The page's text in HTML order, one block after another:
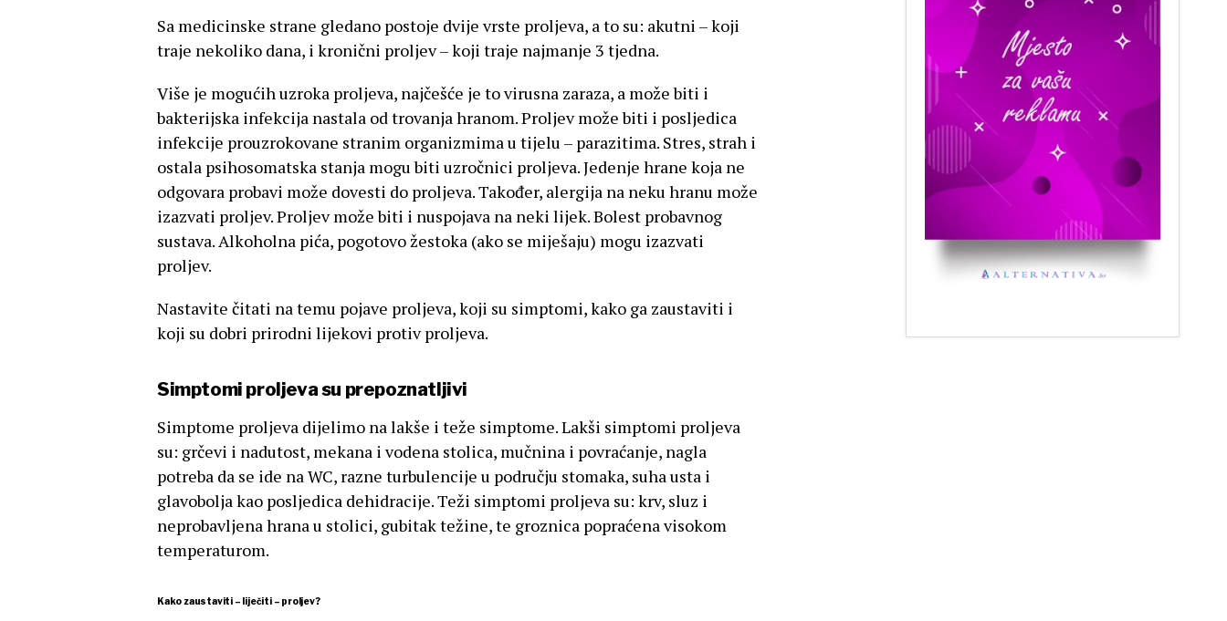
Sa medicinske strane gledano postoje dvije vrste proljeva, a to su: akutni – koji
traje nekoliko dana, i kronični proljev – koji traje najmanje 3 tjedna.
Više je mogućih uzroka proljeva, najčešće je to virusna zaraza, a može biti i
bakterijska infekcija nastala od trovanja hranom. Proljev može biti i posljedica
infekcije prouzrokovane stranim organizmima u tijelu – parazitima. Stres, strah i
ostala psihosomatska stanja mogu biti uzročnici proljeva. Jedenje hrane koja ne
odgovara probavi može dovesti do proljeva. Također, alergija na neku hranu može
izazvati proljev. Proljev može biti i nuspojava na neki lijek. Bolest probavnog
sustava. Alkoholna pića, pogotovo žestoka (ako se miješaju) mogu izazvati
proljev.
Nastavite čitati na temu pojave proljeva, koji su simptomi, kako ga zaustaviti i
koji su dobri prirodni lijekovi protiv proljeva.
Simptomi proljeva su prepoznatljivi
Simptome proljeva dijelimo na lakše i teže simptome. Lakši simptomi proljeva
su: grčevi i nadutost, mekana i vodena stolica, mučnina i povraćanje, nagla
potreba da se ide na WC, razne turbulencije u području stomaka, suha usta i
glavobolja kao posljedica dehidracije. Teži simptomi proljeva su: krv, sluz i
neprobavljena hrana u stolici, gubitak težine, te groznica popraćena visokom
temperaturom.
Kako zaustaviti – liječiti – proljev?